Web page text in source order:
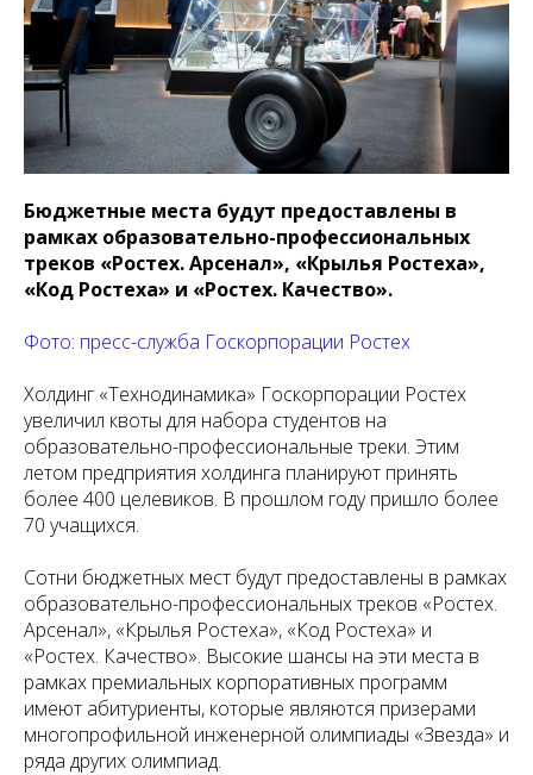
Бюджетные места будут предоставлены в
рамках образовательно-профессиональных
треков «Ростех. Арсенал», «Крылья Ростеха»,
«Код Ростеха» и «Ростех. Качество».
Фото: пресс-служба Госкорпорации Ростех
Холдинг «Технодинамика» Госкорпорации Ростех
увеличил квоты для набора студентов на
образовательно-профессиональные треки. Этим
летом предприятия холдинга планируют принять
более 400 целевиков. В прошлом году пришло более
70 учащихся.
Сотни бюджетных мест будут предоставлены в рамках
образовательно-профессиональных треков «Ростех.
Арсенал», «Крылья Ростеха», «Код Ростеха» и
«Ростех. Качество». Высокие шансы на эти места в
рамках премиальных корпоративных программ
имеют абитуриенты, которые являются призерами
многопрофильной инженерной олимпиады «Звезда» и
ряда других олимпиад.